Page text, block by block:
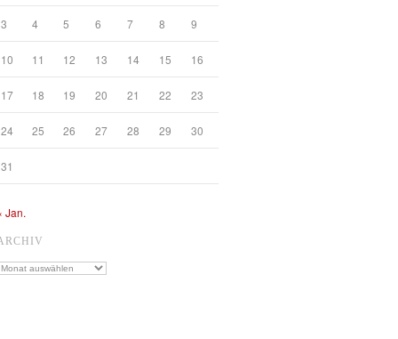
3 4 5 6 7 8 9
10 11 12 13 14 15 16
17 18 19 20 21 22 23
24 25 26 27 28 29 30
31
Jan.